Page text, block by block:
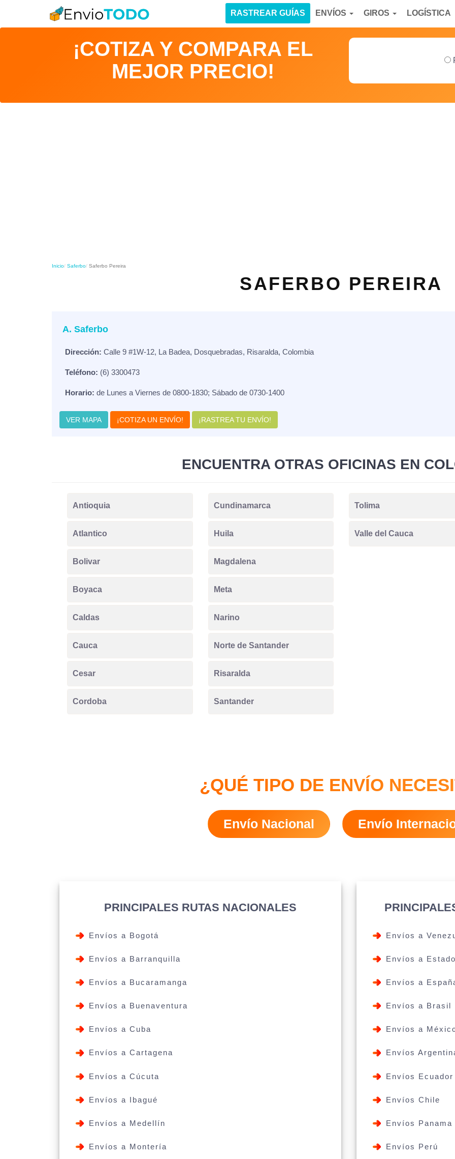
LOGÍSTICA
GIROS
ENVÍOS
RASTREAR GUÍAS
¡COTIZA Y COMPARA EL
MEJOR PRECIO!
Inicio Saferbo Saferbo Pereira
SAFERBO PEREIRA
A. Saferbo
Dirección: Calle 9 #1W-12, La Badea, Dosquebradas, Risaralda, Colombia
Teléfono: (6) 3300473
Horario: de Lunes a Viernes de 0800-1830; Sábado de 0730-1400
VER MAPA ¡COTIZA UN ENVÍO! ¡RASTREA TU ENVÍO!
ENCUENTRA OTRAS OFICINAS EN
Antioquia
Atlantico
Bolivar
Boyaca
Caldas
Cauca
Cesar
Cordoba
Cundinamarca
Huila
Magdalena
Meta
Narino
Norte de Santander
Risaralda
Santander
Tolima
Valle del Cauca
¿QUÉ TIPO DE ENVÍO
Envío Nacional Envío
PRINCIPALES RUTAS NACIONALES
Envíos a Bogotá
Envíos a Barranquilla
Envíos a Bucaramanga
Envíos a Buenaventura
Envíos a Cuba
Envíos a Cartagena
Envíos a Cúcuta
Envíos a Ibagué
Envíos a Medellín
Envíos a Montería
Envíos a
Envíos a
Envíos a
Envíos a Brasil
Envíos a
Envíos
Envíos Ecuador
Envíos Chile
Envíos Panama
Envíos Perú